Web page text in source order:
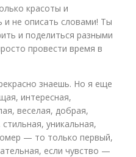
красоты и
и не описать словами! Ты
и поделиться разными
провести время в
знаешь. Но я еще
интересная,
веселая, добрая,
уникальная,
— то только первый,
если чувство —